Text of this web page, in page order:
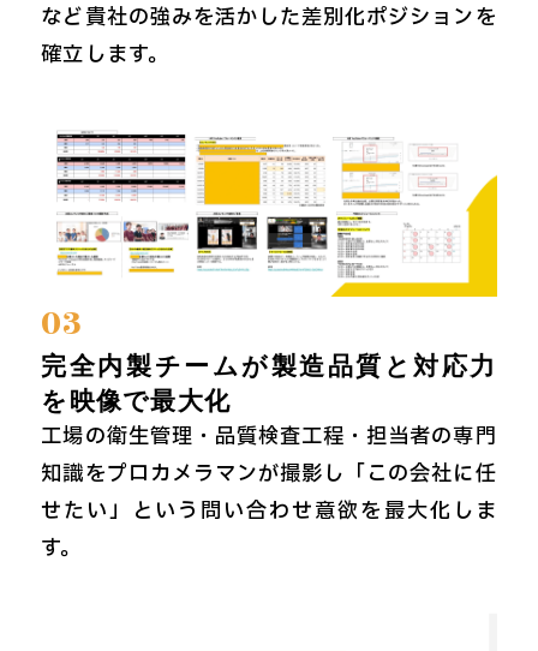
など貴社の強みを活かした差別化ポジションを
確立します。
03
完全内製チームが製造品質と対応力
を映像で最大化
工場の衛生管理・品質検査工程・担当者の専門
知識をプロカメラマンが撮影し「この会社に任
せたい」という問い合わせ意欲を最大化しま
す。